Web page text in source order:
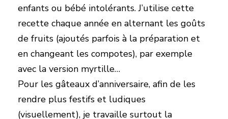
enfants ou bébé intolérants. J’utilise cette
recette chaque année en alternant les goûts
de fruits (ajoutés parfois à la préparation et
en changeant les compotes), par exemple
avec la version myrtille…
Pour les gâteaux d’anniversaire, afin de les
rendre plus festifs et ludiques
(visuellement), je travaille surtout la